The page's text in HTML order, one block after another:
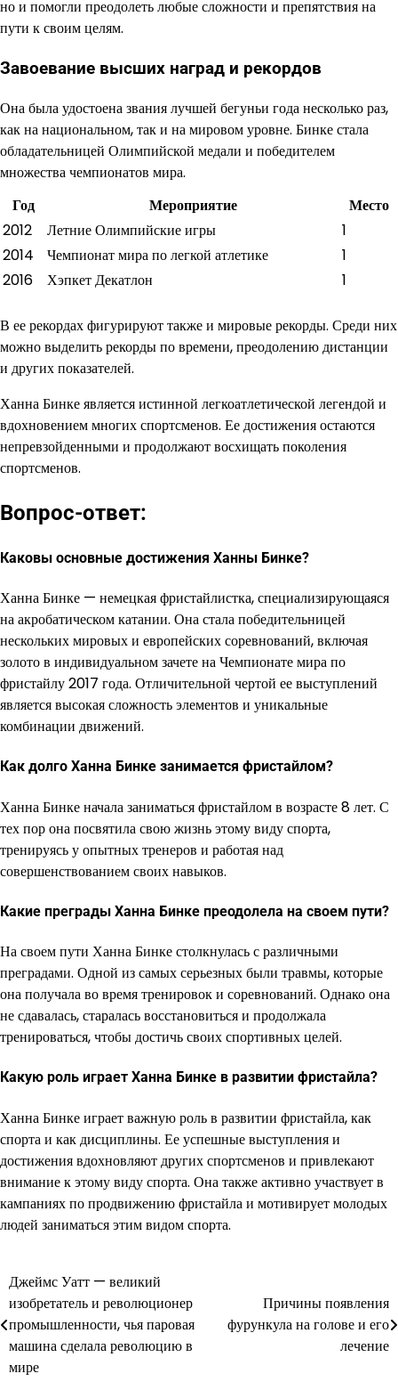
но и помогли преодолеть любые сложности и препятствия на
пути к своим целям.
Завоевание высших наград и рекордов
Она была удостоена звания лучшей бегуньи года несколько раз,
как на национальном, так и на мировом уровне. Бинке стала
обладательницей Олимпийской медали и победителем
множества чемпионатов мира.
Год
Мероприятие
Место
2012
Летние Олимпийские игры
1
2014
Чемпионат мира по легкой атлетике
1
2016
Хэпкет Декатлон 1
В ее рекордах фигурируют также и мировые рекорды. Среди них
можно выделить рекорды по времени, преодолению дистанции
и других показателей.
Ханна Бинке является истинной легкоатлетической легендой и
вдохновением многих спортсменов. Ее достижения остаются
непревзойденными и продолжают восхищать поколения
спортсменов.
Вопрос-ответ:
Каковы основные достижения Ханны Бинке?
Ханна Бинке — немецкая фристайлистка, специализирующаяся
на акробатическом катании. Она стала победительницей
нескольких мировых и европейских соревнований, включая
золото в индивидуальном зачете на Чемпионате мира по
фристайлу 2017 года. Отличительной чертой ее выступлений
является высокая сложность элементов и уникальные
комбинации движений.
Как долго Ханна Бинке занимается фристайлом?
Ханна Бинке начала заниматься фристайлом в возрасте 8 лет. С
тех пор она посвятила свою жизнь этому виду спорта,
тренируясь у опытных тренеров и работая над
совершенствованием своих навыков.
Какие преграды Ханна Бинке преодолела на своем пути?
На своем пути Ханна Бинке столкнулась с различными
преградами. Одной из самых серьезных были травмы, которые
она получала во время тренировок и соревнований. Однако она
не сдавалась, старалась восстановиться и продолжала
тренироваться, чтобы достичь своих спортивных целей.
Какую роль играет Ханна Бинке в развитии фристайла?
Ханна Бинке играет важную роль в развитии фристайла, как
спорта и как дисциплины. Ее успешные выступления и
достижения вдохновляют других спортсменов и привлекают
внимание к этому виду спорта. Она также активно участвует в
кампаниях по продвижению фристайла и мотивирует молодых
людей заниматься этим видом спорта.
Навигация
по
записям
Джеймс Уатт — великий
изобретатель и революционер
промышленности, чья паровая
машина сделала революцию в
мире
Причины появления
фурункула на голове и его
лечение